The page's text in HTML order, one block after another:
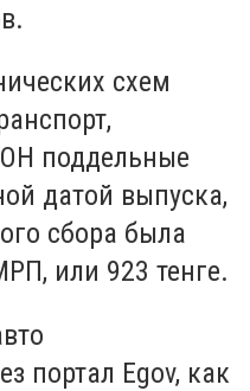
схем
поддельные
датой выпуска,
сбора была
или 923 тенге.
портал Egov, как